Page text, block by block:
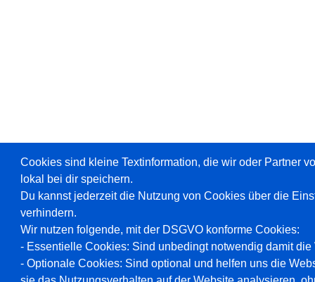
Cookies sind kleine Textinformation, die wir oder Partner
lokal bei dir speichern.
Du kannst jederzeit die Nutzung von Cookies über die
verhindern.
Wir nutzen folgende, mit der DSGVO konforme Cookies:
- Essentielle Cookies: Sind unbedingt notwendig damit
- Optionale Cookies: Sind optional und helfen uns die